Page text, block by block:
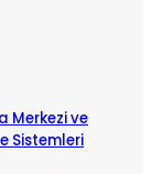
Merkezi ve
Sistemleri